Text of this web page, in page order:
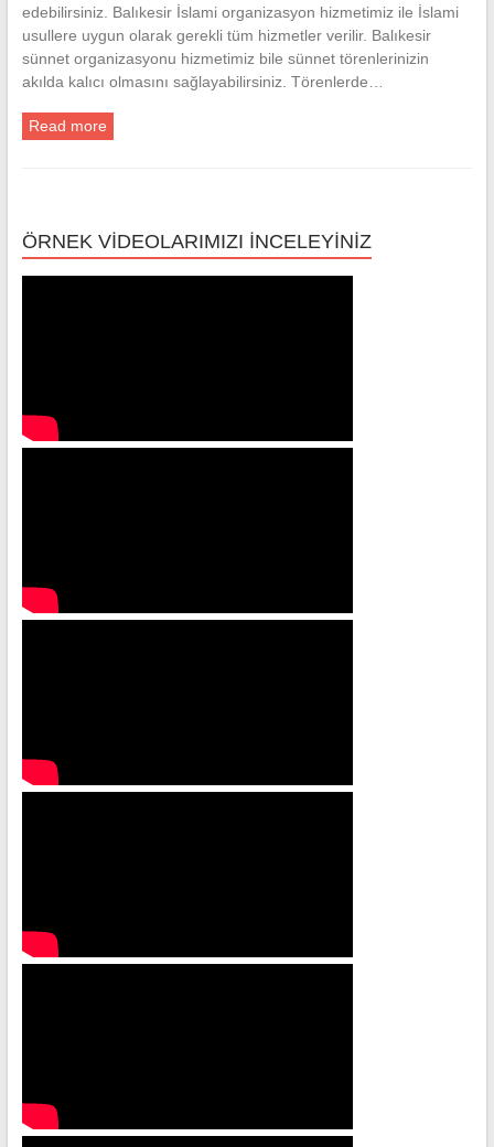
edebilirsiniz. Balıkesir İslami organizasyon hizmetimiz ile İslami
usullere uygun olarak gerekli tüm hizmetler verilir. Balıkesir
sünnet organizasyonu hizmetimiz bile sünnet törenlerinizin
akılda kalıcı olmasını sağlayabilirsiniz. Törenlerde…
Read more
ÖRNEK VİDEOLARIMIZI İNCELEYİNİZ